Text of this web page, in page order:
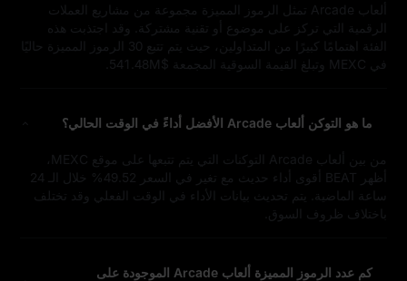
ألعاب Arcade تمثل الرموز المميزة مجموعة من مشاريع العملات
الرقمية التي تركز على موضوع أو تقنية مشتركة. وقد اجتذبت هذه
الفئة اهتمامًا كبيرًا من المتداولين، حيث يتم تتبع 30 الرموز المميزة حاليًا
في MEXC وتبلغ القيمة السوقية المجمعة $541.48M.
ما هو التوكن ألعاب Arcade الأفضل أداءً في الوقت الحالي؟
من بين ألعاب Arcade التوكنات التي يتم تتبعها على موقع MEXC،
أظهر BEAT أقوى أداء حديث مع تغير في السعر 49.52% خلال الـ 24
ساعة الماضية. يتم تحديث بيانات الأداء في الوقت الفعلي وقد تختلف
باختلاف ظروف السوق.
كم عدد الرموز المميزة ألعاب Arcade الموجودة على